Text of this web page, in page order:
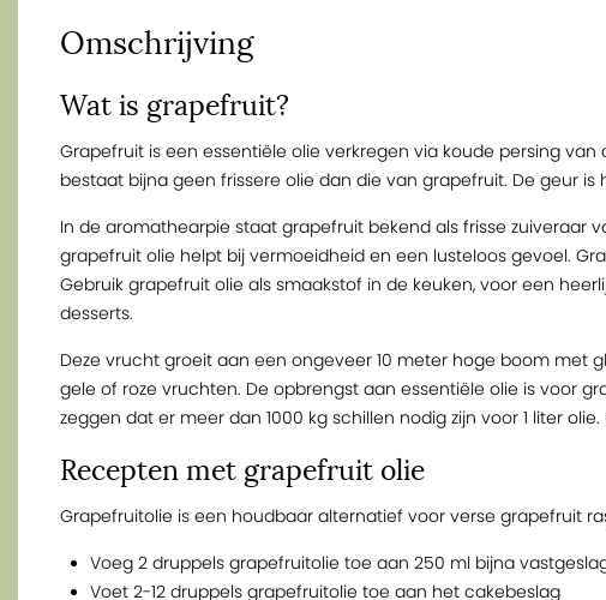
Omschrijving
Wat is grapefruit?
Grapefruit is een essentiële olie verkregen via koude persing van
bestaat bijna geen frissere olie dan die van grapefruit. De geur is
In de aromathearpie staat grapefruit bekend als frisse zuiveraar
grapefruit olie helpt bij vermoeidheid en een lusteloos gevoel.
Gebruik grapefruit olie als smaakstof in de keuken, voor een
desserts.
Deze vrucht groeit aan een ongeveer 10 meter hoge boom met
gele of roze vruchten. De opbrengst aan essentiële olie is voor
zeggen dat er meer dan 1000 kg schillen nodig zijn voor 1 liter
Recepten met grapefruit olie
Grapefruitolie is een houdbaar alternatief voor verse grapefruit
Voeg 2 druppels grapefruitolie toe aan 250 ml bijna
Voet 2-12 druppels grapefruitolie toe aan het cakebeslag